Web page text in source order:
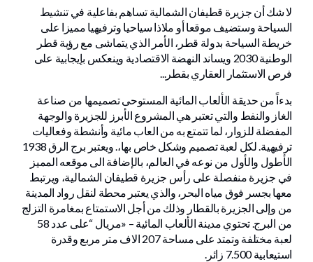
لا شك أن جزيرة قطيفان الشمالية تساهم بفاعلية في تنشيط
السياحة وستضيف موقعا أو ملاذا سياحيا وترفيهيا مميزا على
خريطة السياحة بدولة قطر، الأمر الذي يتماشى مع رؤية قطر
الوطنية 2030 ويساند النهضة الاقتصادية وينعكس بإيجابية على
فرص الاستثمار العقاري بقطر...
بدءاً من حديقة الألعاب المائية المستوحى تصميمها من صناعة
الغاز والنفط والتي تعتبر هي المشروع الأبرز للجزيرة والوجهة
المفضلة للزوار، لما تتمتع به من العاب مائية وأنشطة وفعاليات
ترفيهية. لكل لعبة تصميم وشكل خاص بها،. ويعتبر برج الرق 1938
الأطول والأول من نوعه في العالم، بالإضافة الى موقعه المميز
في جزيرة منفصلة على رأس جزيرة قطيفان الشمالية، ويرتبط
معها بجسر فوق مياه البحر، والذي يعتبر محطة لنقل رواد المدينة
من وإلى الجزيرة بالقطار وذلك من أجل الاستمتاع بمغامرة التزلج
من البرج. تحتوي مدينة الألعاب المائية – «مريال “على عدد 58
لعبة مختلفة وتمتد على مساحة 207 الاف متر مربع وقدرة
استيعابية 7.500 زائر.